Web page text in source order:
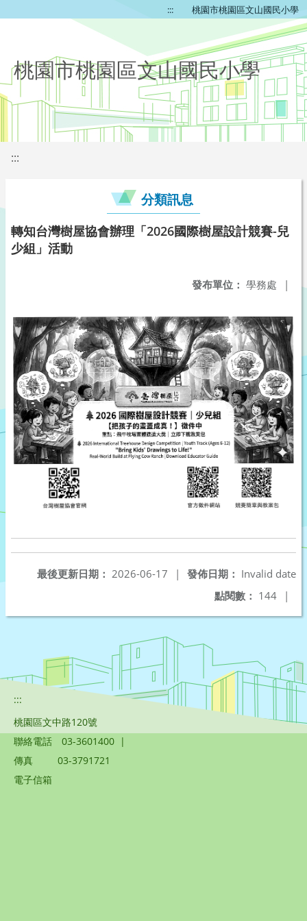
::: 桃園市桃園區文山國民小學
桃園市桃園區文山國民小學
:::
分類訊息
轉知台灣樹屋協會辦理「2026國際樹屋設計競賽-兒
少組」活動
發布單位： 學務處 |
發佈日期： Invalid date
最後更新日期： 2026-06-17
|
點閱數： 144 |
:::
桃園區文中路120號
聯絡電話
03-3601400 |
傳真
03-3791721
電子信箱